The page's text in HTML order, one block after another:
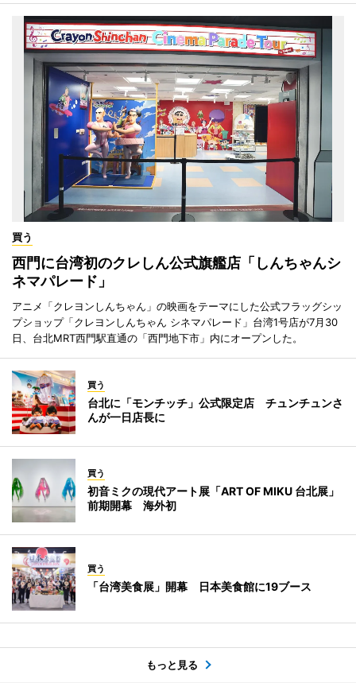
買う
西門に台湾初のクレしん公式旗艦店「しんちゃんシ
ネマパレード」
アニメ「クレヨンしんちゃん」の映画をテーマにした公式フラッグシッ
プショップ「クレヨンしんちゃん シネマパレード」台湾1号店が7月30
日、台北MRT西門駅直通の「西門地下市」内にオープンした。
買う
台北に「モンチッチ」公式限定店 チュンチュンさ
んが一日店長に
買う
初音ミクの現代アート展「ART OF MIKU 台北展」
前期開幕 海外初
買う
「台湾美食展」開幕 日本美食館に19ブース
もっと見る